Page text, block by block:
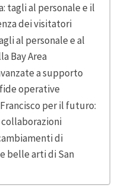
tagli al personale e il
dei visitatori
al personale e al
Bay Area
a supporto
operative
per il futuro:
di
belle arti di San